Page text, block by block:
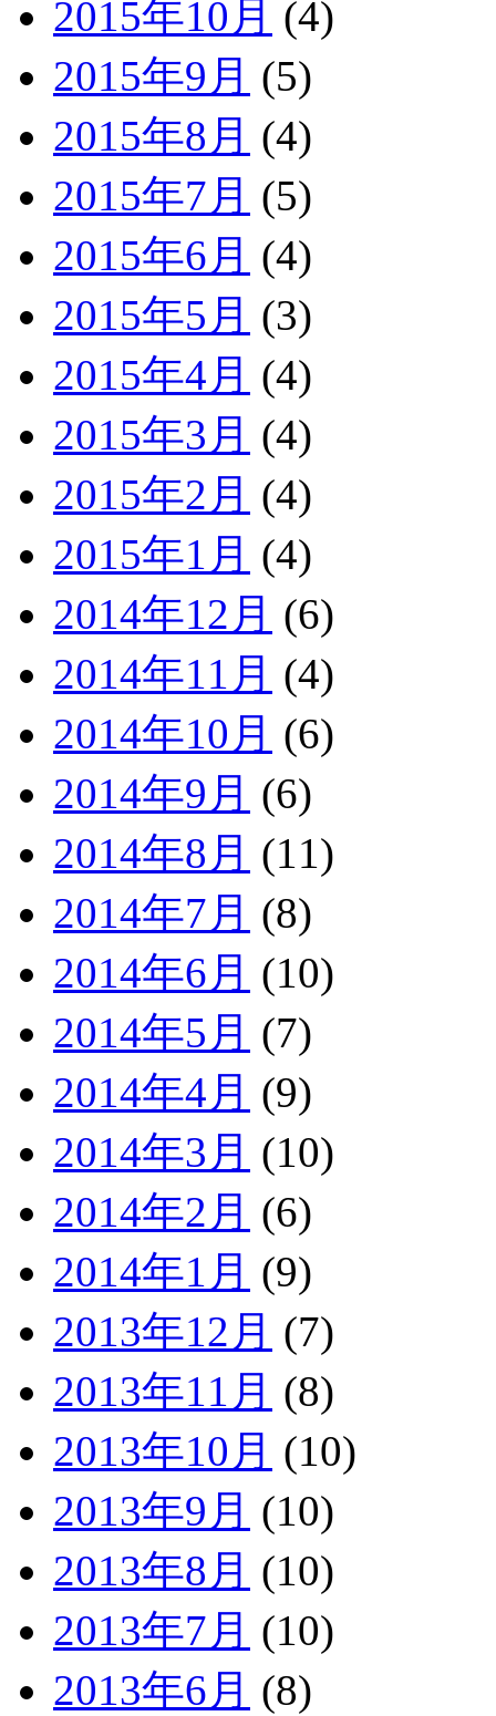
2015年10月 (4)
2015年9月 (5)
2015年8月 (4)
2015年7月 (5)
2015年6月 (4)
2015年5月 (3)
2015年4月 (4)
2015年3月 (4)
2015年2月 (4)
2015年1月 (4)
2014年12月 (6)
2014年11月 (4)
2014年10月 (6)
2014年9月 (6)
2014年8月 (11)
2014年7月 (8)
2014年6月 (10)
2014年5月 (7)
2014年4月 (9)
2014年3月 (10)
2014年2月 (6)
2014年1月 (9)
2013年12月 (7)
2013年11月 (8)
2013年10月 (10)
2013年9月 (10)
2013年8月 (10)
2013年7月 (10)
2013年6月 (8)